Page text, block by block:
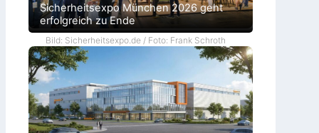
Sicherheitsexpo München 2026 geht
erfolgreich zu Ende
Bild: Sicherheitsexpo.de / Foto: Frank Schroth